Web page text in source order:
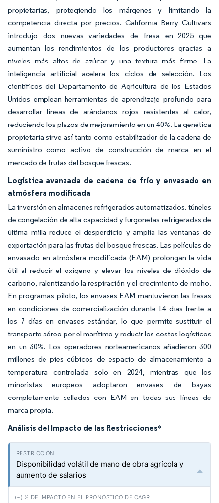
propietarias, protegiendo los márgenes y limitando la
competencia directa por precios. California Berry Cultivars
introdujo dos nuevas variedades de fresa en 2025 que
aumentan los rendimientos de los productores gracias a
niveles más altos de azúcar y una textura más firme. La
inteligencia artificial acelera los ciclos de selección. Los
científicos del Departamento de Agricultura de los Estados
Unidos emplean herramientas de aprendizaje profundo para
desarrollar líneas de arándanos rojos resistentes al calor,
reduciendo los plazos de mejoramiento en un 40%. La genética
propietaria sirve así tanto como estabilizador de la cadena de
suministro como activo de construcción de marca en el
mercado de frutas del bosque frescas.
Logística avanzada de cadena de frío y envasado en
atmósfera modificada
La inversión en almacenes refrigerados automatizados, túneles
de congelación de alta capacidad y furgonetas refrigeradas de
última milla reduce el desperdicio y amplía las ventanas de
exportación para las frutas del bosque frescas. Las películas de
envasado en atmósfera modificada (EAM) prolongan la vida
útil al reducir el oxígeno y elevar los niveles de dióxido de
carbono, ralentizando la respiración y el crecimiento de moho.
En programas piloto, los envases EAM mantuvieron las fresas
en condiciones de comercialización durante 14 días frente a
los 7 días en envases estándar, lo que permite sustituir el
transporte aéreo por el marítimo y reducir los costos logísticos
en un 30%. Los operadores norteamericanos añadieron 300
millones de pies cúbicos de espacio de almacenamiento a
temperatura controlada solo en 2024, mientras que los
minoristas europeos adoptaron envases de bayas
completamente sellados con EAM en todas sus líneas de
marca propia.
Análisis del Impacto de las Restricciones*
Disponibilidad volátil de mano de obra agrícola y
aumento de salarios